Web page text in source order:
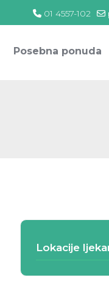
01 4557-102
Posebna ponuda
Lokacije